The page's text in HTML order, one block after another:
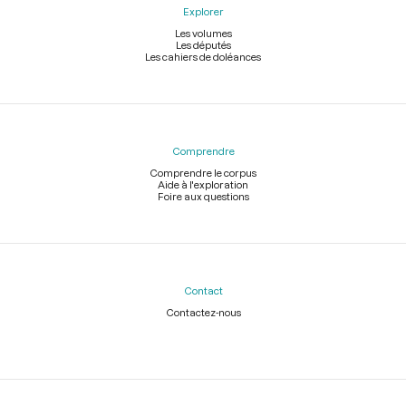
Explorer
Les volumes
Les députés
Les cahiers de doléances
Comprendre
Comprendre le corpus
Aide à l'exploration
Foire aux questions
Contact
Contactez-nous
Légal